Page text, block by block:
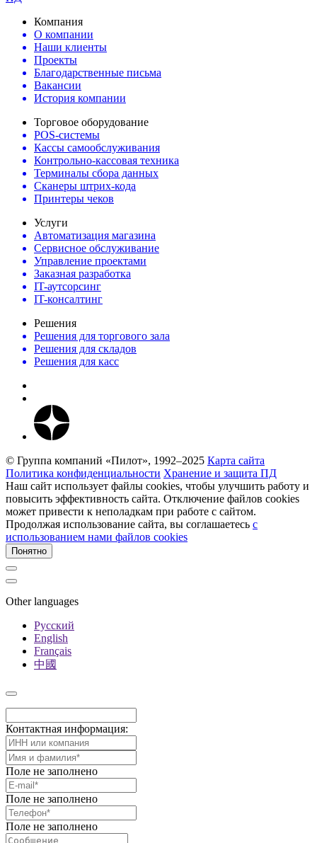
Компания
О компании
Наши клиенты
Проекты
Благодарственные письма
Вакансии
История компании
Торговое оборудование
POS-системы
Кассы самообслуживания
Контрольно-кассовая техника
Терминалы сбора данных
Сканеры штрих-кода
Принтеры чеков
Услуги
Автоматизация магазина
Сервисное обслуживание
Управление проектами
Заказная разработка
IT-аутсорсинг
IT-консалтинг
Решения
Решения для торгового зала
Решения для складов
Решения для касс
© Группа компаний «Пилот», 1992–2025 Карта сайта
Политика конфиденциальности Хранение и защита ПД
Наш сайт использует файлы cookies, чтобы улучшить работу и
повысить эффективность сайта. Отключение файлов cookies
может привести к неполадкам при работе с сайтом.
Продолжая использование сайта, вы соглашаетесь c
использованием нами файлов cookies
Понятно
Other languages
Русский
English
Français
中國
Контактная информация:
Поле не заполнено
Поле не заполнено
Поле не заполнено